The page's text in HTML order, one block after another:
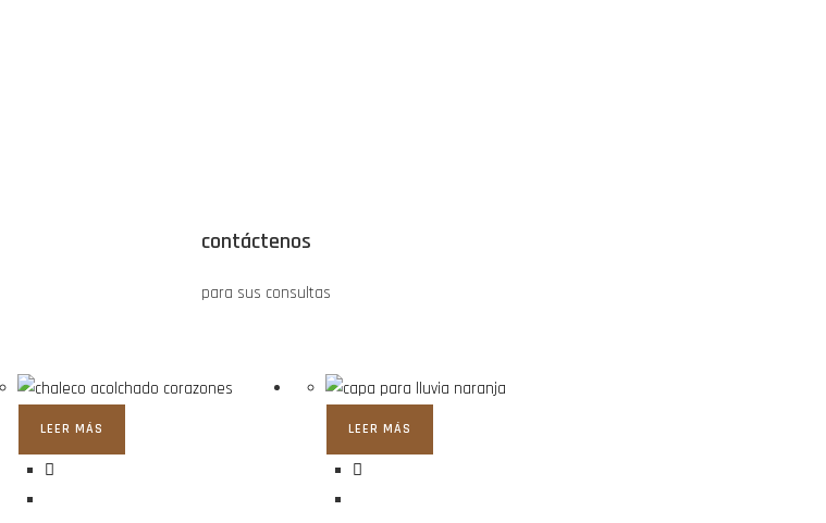
contáctenos
para sus consultas
LEER MÁS LEER MÁS